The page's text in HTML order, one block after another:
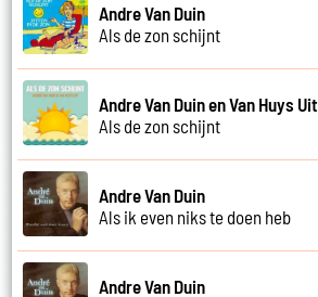
Andre Van Duin
Als de zon schijnt
Andre Van Duin en Van Huys Uit
Als de zon schijnt
Andre Van Duin
Als ik even niks te doen heb
Andre Van Duin